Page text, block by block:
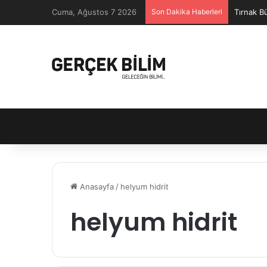
Cuma, Ağustos 7 2026 Son Dakika Haberleri Tırnak
Anasayfa / helyum hidrit
helyum hidrit